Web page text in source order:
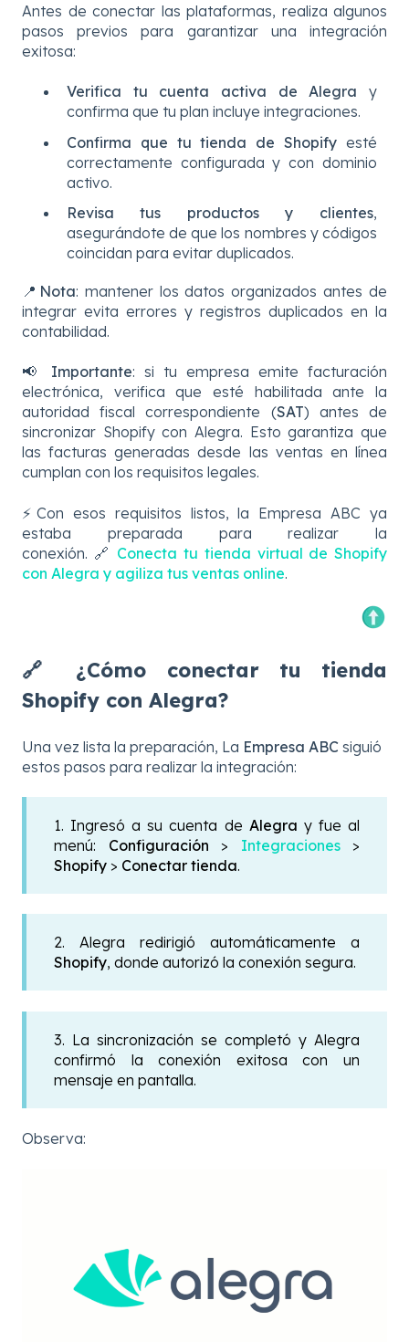
Antes de conectar las plataformas, realiza algunos
pasos previos para garantizar una integración
exitosa:
Verifica tu cuenta activa de Alegra y
confirma que tu plan incluye integraciones.
Confirma que tu tienda de Shopify esté
correctamente configurada y con dominio
activo.
Revisa tus productos y clientes,
asegurándote de que los nombres y códigos
coincidan para evitar duplicados.
📍 Nota: mantener los datos organizados antes de
integrar evita errores y registros duplicados en la
contabilidad.
📢 Importante: si tu empresa emite facturación
electrónica, verifica que esté habilitada ante la
autoridad fiscal correspondiente (SAT) antes de
sincronizar Shopify con Alegra. Esto garantiza que
las facturas generadas desde las ventas en línea
cumplan con los requisitos legales.
⚡Con esos requisitos listos, la Empresa ABC ya
estaba preparada para realizar la
conexión. 🔗 Conecta tu tienda virtual de Shopify
con Alegra y agiliza tus ventas online.
🔗 ¿Cómo conectar tu tienda
Shopify con Alegra?
Una vez lista la preparación, La Empresa ABC siguió
estos pasos para realizar la integración:
1. Ingresó a su cuenta de Alegra y fue al
menú: Configuración > Integraciones
>
Shopify > Conectar tienda.
2. Alegra redirigió automáticamente a
Shopify, donde autorizó la conexión segura.
3. La sincronización se completó y Alegra
confirmó la conexión exitosa con un
mensaje en pantalla.
Observa: